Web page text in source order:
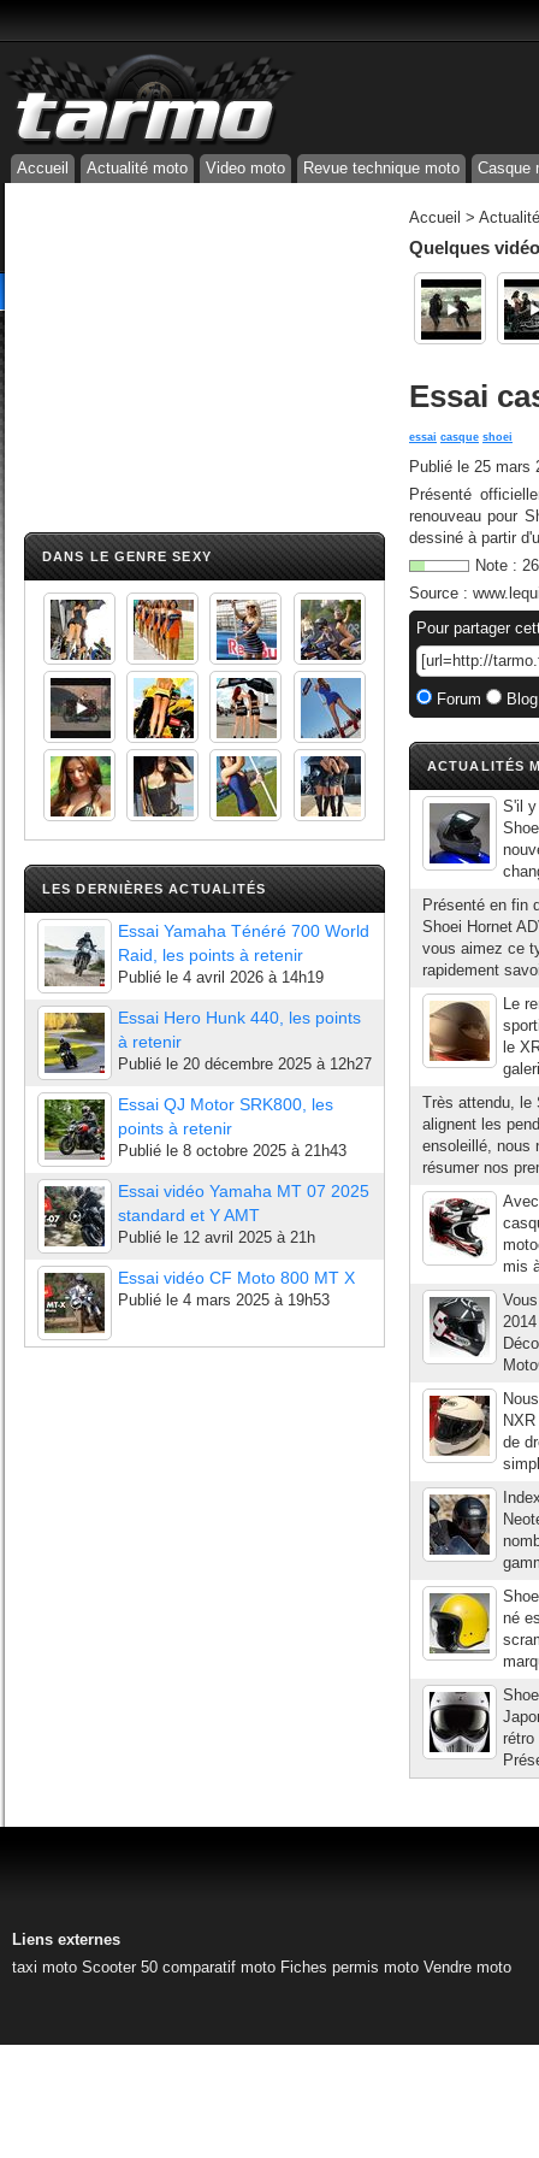
Accueil Actualité moto Video moto Revue technique moto Casque
DANS LE GENRE SEXY
LES DERNIÈRES ACTUALITÉS
Essai Yamaha Ténéré 700 World
Raid, les points à retenir
Publié le 4 avril 2026 à 14h19
Essai Hero Hunk 440, les points
à retenir
Publié le 20 décembre 2025 à 12h27
Essai QJ Motor SRK800, les
points à retenir
Publié le 8 octobre 2025 à 21h43
Essai vidéo Yamaha MT 07 2025
standard et Y AMT
Publié le 12 avril 2025 à 21h
Essai vidéo CF Moto 800 MT X
Publié le 4 mars 2025 à 19h53
Accueil >
Quelques
Essai
essai casque shoei
Publié le 25 mars
Présenté
renouveau pour
dessiné à partir
Note : 26
Source :
Pour partager
Forum
ACTUALITÉS
S'il y
Présenté en fin
Shoei Hornet
vous aimez ce
rapidement
Le
le
Très attendu, le
alignent les
ensoleillé, nous
résumer nos
mis
de
né
rétro
Liens externes
taxi moto Scooter 50 comparatif moto Fiches permis moto Vendre moto